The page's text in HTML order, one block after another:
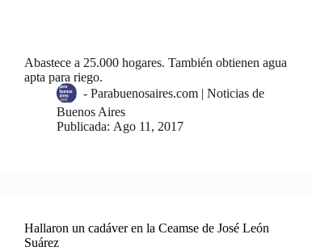
Abastece a 25.000 hogares. También obtienen agua
apta para riego.
- Parabuenosaires.com | Noticias de
Buenos Aires
Publicada: Ago 11, 2017
Hallaron un cadáver en la Ceamse de José León
Suárez